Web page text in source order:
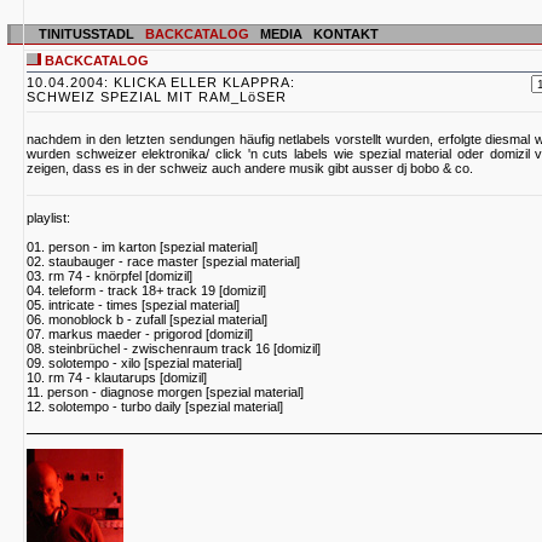
TINITUSSTADL BACKCATALOG MEDIA
KONTAKT
BACKCATALOG
10.04.2004: KLICKA ELLER KLAPPRA:
SCHWEIZ SPEZIAL MIT RAM_LöSER
nachdem in den letzten sendungen häufig netlabels vorstellt wurden, erfolgte diesmal
wurden schweizer elektronika/ click 'n cuts labels wie spezial material oder domizil
zeigen, dass es in der schweiz auch andere musik gibt ausser dj bobo & co.
playlist:
01. person - im karton [spezial material]
02. staubauger - race master [spezial material]
03. rm 74 - knörpfel [domizil]
04. teleform - track 18+ track 19 [domizil]
05. intricate - times [spezial material]
06. monoblock b - zufall [spezial material]
07. markus maeder - prigorod [domizil]
08. steinbrüchel - zwischenraum track 16 [domizil]
09. solotempo - xilo [spezial material]
10. rm 74 - klautarups [domizil]
11. person - diagnose morgen [spezial material]
12. solotempo - turbo daily [spezial material]